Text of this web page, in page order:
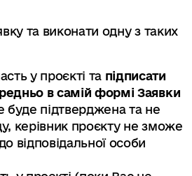
та виконати одну з таких
у проєкті та підписати
в самій формі Заявки
буде підтверджена та не
керівник проєкту не зможе
відповідальної особи